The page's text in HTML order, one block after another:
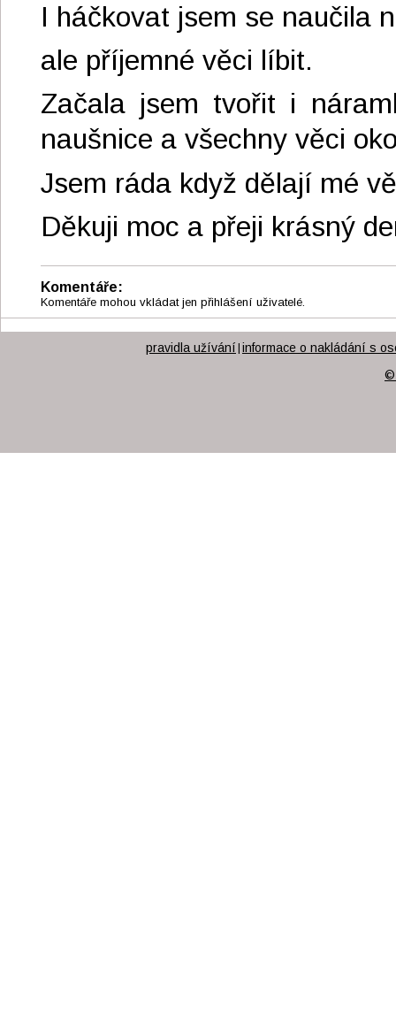
I háčkovat jsem se naučila
ale příjemné věci líbit.
Začala jsem tvořit i
naušnice a všechny věci
Jsem ráda když dělají mé
Děkuji moc a přeji krásný
Komentáře:
Komentáře mohou vkládat jen přihlášení uživatelé.
pravidla užívání | informace o nakládání s
©